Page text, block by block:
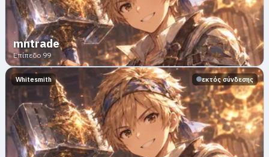
mntrade
Επίπεδο 99
Whitesmith εκτός σύνδεσης